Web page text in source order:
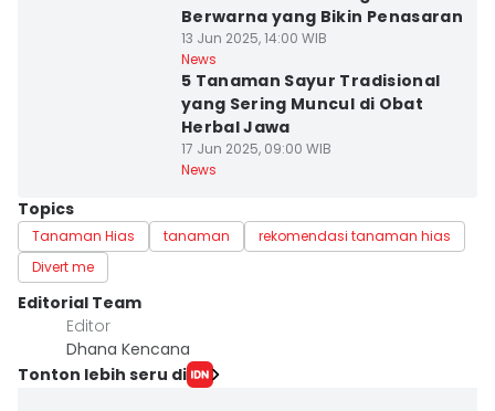
Berwarna yang Bikin Penasaran
13 Jun 2025, 14:00 WIB
News
5 Tanaman Sayur Tradisional
yang Sering Muncul di Obat
Herbal Jawa
17 Jun 2025, 09:00 WIB
News
Topics
Tanaman Hias tanaman
rekomendasi tanaman hias
Divert me
Editorial Team
Editor
Dhana Kencana
Tonton lebih seru di